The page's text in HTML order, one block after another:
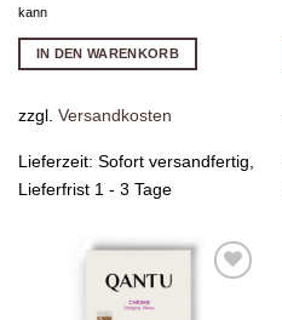
kann
IN DEN WARENKORB
zzgl. Versandkosten
Lieferzeit: Sofort versandfertig,
Lieferfrist 1 - 3 Tage